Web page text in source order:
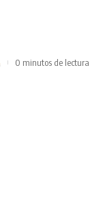
0 minutos de lectura